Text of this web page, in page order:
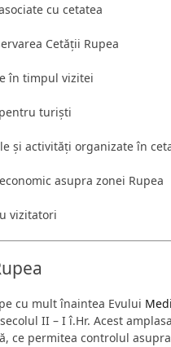
cu cetatea
Cetății Rupea
în timpul vizitei
turiști
și activități organizate în
asupra zonei Rupea
vizitatori
cu mult înaintea Evului
II – I î.Hr. Acest
ce permitea controlul